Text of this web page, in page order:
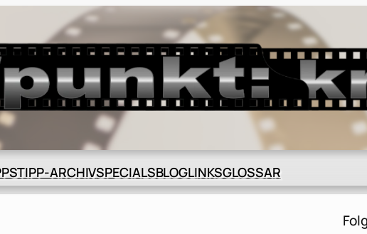
TIPP-ARCHIVSPECIALSBLOGLINKSGLOSSAR